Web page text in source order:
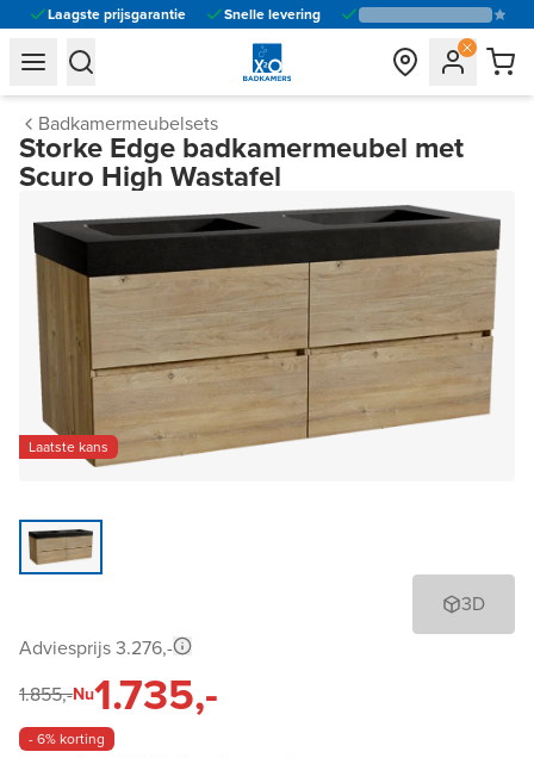
Laagste prijsgarantie Snelle levering
general.navigation.toggle_menu.label
general.navigation.toggle_menu.label
Badkamermeubelsets
Storke Edge badkamermeubel met
Scuro High Wastafel
Laatste kans
3D
Adviesprijs 3.276,-
1.855,-Nu1.735,-
- 6% korting